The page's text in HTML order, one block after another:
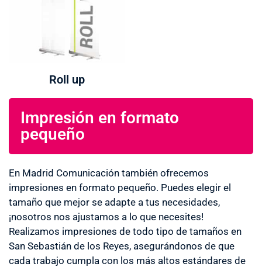
Roll up
Impresión en formato
pequeño
En Madrid Comunicación también ofrecemos
impresiones en formato pequeño. Puedes elegir el
tamaño que mejor se adapte a tus necesidades,
¡nosotros nos ajustamos a lo que necesites!
Realizamos impresiones de todo tipo de tamaños en
San Sebastián de los Reyes, asegurándonos de que
cada trabajo cumpla con los más altos estándares de